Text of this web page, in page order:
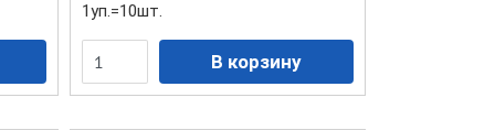
1уп.=10шт.